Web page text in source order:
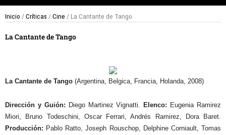
Inicio /Críticas /Cine / La Cantante de Tango
La Cantante de Tango
La Cantante de Tango (Argentina, Belgica, Francia, Holanda, 2008)
Dirección y Guión: Diego Martinez Vignatti. Elenco: Eugenia Ramirez
Miori, Bruno Todeschini, Oscar Ferrari, Andrés Ramirez, Dora Baret.
Producción: Pablo Ratto, Joseph Rouschop, Delphine Corniault, Tomas